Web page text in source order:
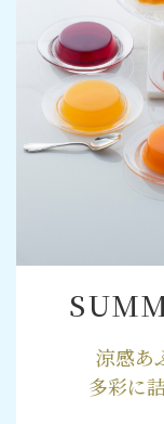
涼感あ
多彩に